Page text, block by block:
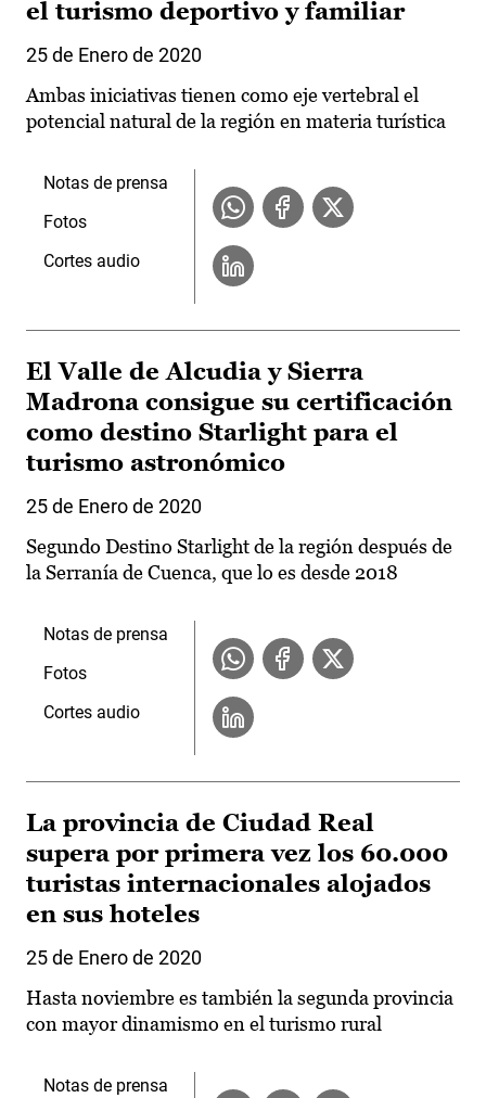
el turismo deportivo y familiar
25 de Enero de 2020
Ambas iniciativas tienen como eje vertebral el
potencial natural de la región en materia turística
Notas de prensa
Fotos
Cortes audio
El Valle de Alcudia y Sierra
Madrona consigue su certificación
como destino Starlight para el
turismo astronómico
25 de Enero de 2020
Segundo Destino Starlight de la región después de
la Serranía de Cuenca, que lo es desde 2018
Notas de prensa
Fotos
Cortes audio
La provincia de Ciudad Real
supera por primera vez los 60.000
turistas internacionales alojados
en sus hoteles
25 de Enero de 2020
Hasta noviembre es también la segunda provincia
con mayor dinamismo en el turismo rural
Notas de prensa